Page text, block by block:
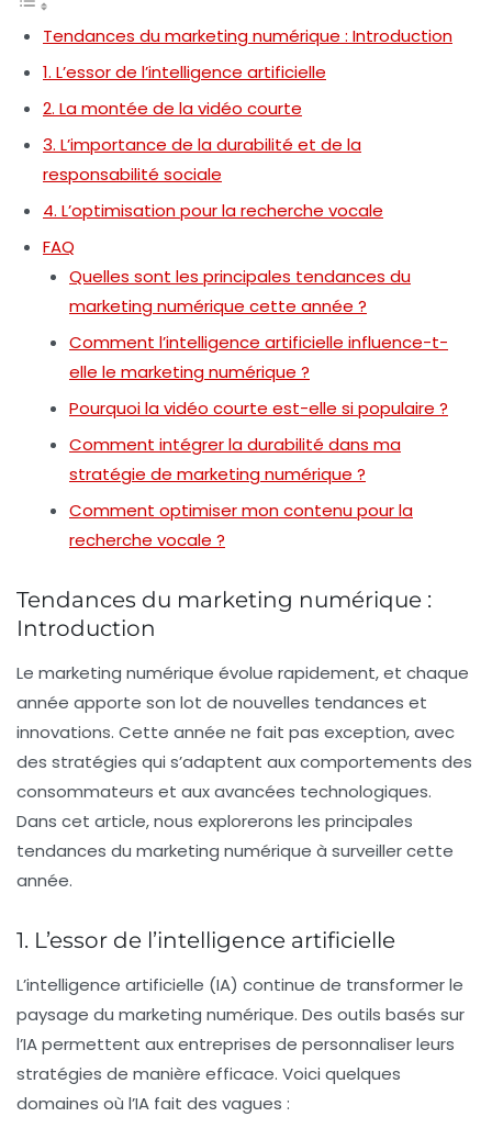
Tendances du marketing numérique : Introduction
1. L’essor de l’intelligence artificielle
2. La montée de la vidéo courte
3. L’importance de la durabilité et de la
responsabilité sociale
4. L’optimisation pour la recherche vocale
FAQ
Quelles sont les principales tendances du
marketing numérique cette année ?
Comment l’intelligence artificielle influence-t-
elle le marketing numérique ?
Pourquoi la vidéo courte est-elle si populaire ?
Comment intégrer la durabilité dans ma
stratégie de marketing numérique ?
Comment optimiser mon contenu pour la
recherche vocale ?
Tendances du marketing numérique :
Introduction
Le marketing numérique évolue rapidement, et chaque
année apporte son lot de nouvelles tendances et
innovations. Cette année ne fait pas exception, avec
des stratégies qui s’adaptent aux comportements des
consommateurs et aux avancées technologiques.
Dans cet article, nous explorerons les principales
tendances du marketing numérique à surveiller cette
année.
1. L’essor de l’intelligence artificielle
L’intelligence artificielle (IA) continue de transformer le
paysage du marketing numérique. Des outils basés sur
l’IA permettent aux entreprises de personnaliser leurs
stratégies de manière efficace. Voici quelques
domaines où l’IA fait des vagues :